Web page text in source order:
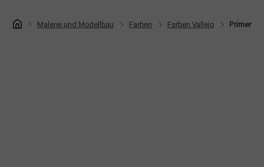
StartseiteMalerei und Modellbau Farben Farben Vallejo Primer